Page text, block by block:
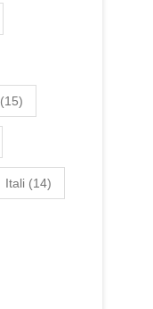
(15)
Itali (14)